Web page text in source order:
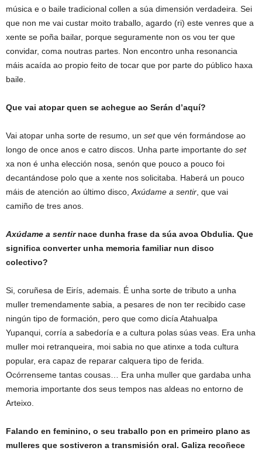
música e o baile tradicional collen a súa dimensión verdadeira. Sei
que non me vai custar moito traballo, agardo (ri) este venres que a
xente se poña bailar, porque seguramente non os vou ter que
convidar, coma noutras partes. Non encontro unha resonancia
máis acaída ao propio feito de tocar que por parte do público haxa
baile.
Que vai atopar quen se achegue ao Serán d’aquí?
Vai atopar unha sorte de resumo, un setque vén formándose ao
longo de once anos e catro discos. Unha parte importante do set
xa non é unha elección nosa, senón que pouco a pouco foi
decantándose polo que a xente nos solicitaba. Haberá un pouco
máis de atención ao último disco, Axúdame a sentir , que vai
camiño de tres anos.
Axúdame a sentirnace dunha frase da súa avoa Obdulia. Que
significa converter unha memoria familiar nun disco
colectivo?
Si, coruñesa de Eirís, ademais. É unha sorte de tributo a unha
muller tremendamente sabia, a pesares de non ter recibido case
ningún tipo de formación, pero que como dicía Atahualpa
Yupanqui, corría a sabedoría e a cultura polas súas veas. Era unha
muller moi retranqueira, moi sabia no que atinxe a toda cultura
popular, era capaz de reparar calquera tipo de ferida.
Ocórrenseme tantas cousas… Era unha muller que gardaba unha
memoria importante dos seus tempos nas aldeas no entorno de
Arteixo.
Falando en feminino, o seu traballo pon en primeiro plano as
mulleres que sostiveron a transmisión oral. Galiza recoñece